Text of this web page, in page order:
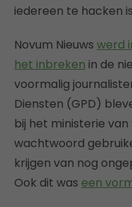
iedereen te hacken
Novum Nieuws werd
het inbreken in de
voormalig
Diensten (GPD)
bij het ministerie van
wachtwoord
krijgen van nog
Ook dit was een